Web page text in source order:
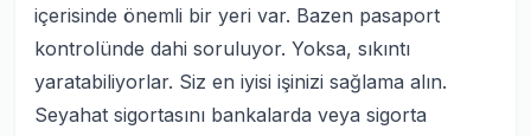
içerisinde önemli bir yeri var. Bazen pasaport
kontrolünde dahi soruluyor. Yoksa, sıkıntı
yaratabiliyorlar. Siz en iyisi işinizi sağlama alın.
Seyahat sigortasını bankalarda veya sigorta